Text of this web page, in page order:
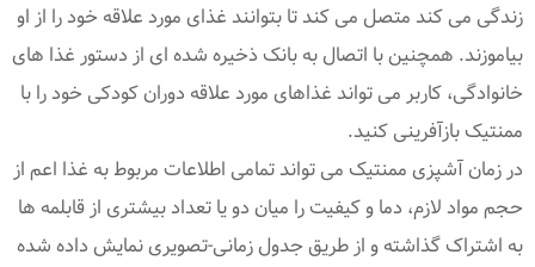
زندگی می کند متصل می کند تا بتوانند غذای مورد علاقه خود را از او
بیاموزند. همچنین با اتصال به بانک ذخیره شده ای از دستور غذا های
خانوادگی، کاربر می تواند غذاهای مورد علاقه دوران کودکی خود را با
ممنتیک بازآفرینی کنید.
در زمان آشپزی ممنتیک می تواند تمامی اطلاعات مربوط به غذا اعم از
حجم مواد لازم، دما و کیفیت را میان دو یا تعداد بیشتری از قابلمه ها
به اشتراک گذاشته و از طریق جدول زمانی-تصویری نمایش داده شده